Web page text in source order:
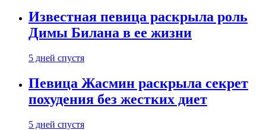
Известная певица раскрыла роль
Димы Билана в ее жизни
5 дней спустя
Певица Жасмин раскрыла секрет
похудения без жестких диет
5 дней спустя